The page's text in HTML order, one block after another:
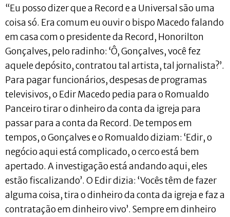
“Eu posso dizer que a Record e a Universal são uma
coisa só. Era comum eu ouvir o bispo Macedo falando
em casa com o presidente da Record, Honorilton
Gonçalves, pelo radinho: ‘Ô, Gonçalves, você fez
aquele depósito, contratou tal artista, tal jornalista?’.
Para pagar funcionários, despesas de programas
televisivos, o Edir Macedo pedia para o Romualdo
Panceiro tirar o dinheiro da conta da igreja para
passar para a conta da Record. De tempos em
tempos, o Gonçalves e o Romualdo diziam: ‘Edir, o
negócio aqui está complicado, o cerco está bem
apertado. A investigação está andando aqui, eles
estão fiscalizando’. O Edir dizia: ‘Vocês têm de fazer
alguma coisa, tira o dinheiro da conta da igreja e faz a
contratação em dinheiro vivo’. Sempre em dinheiro